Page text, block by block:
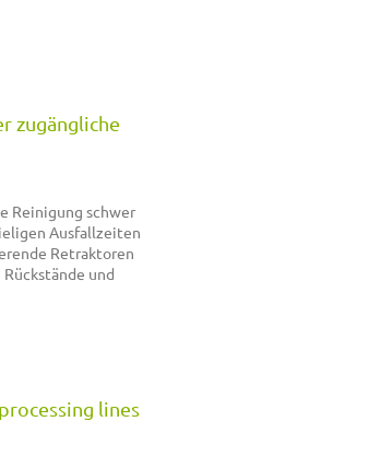
zugängliche
Reinigung schwer
Ausfallzeiten
Retraktoren
und
lines